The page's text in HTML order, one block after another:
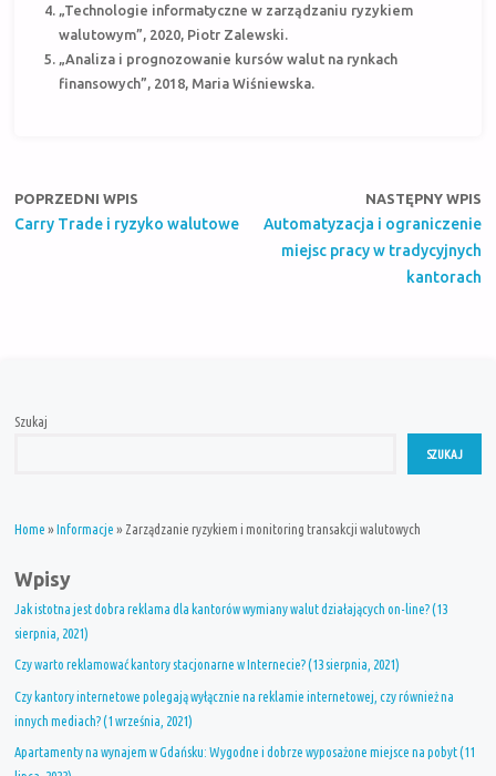
„Technologie informatyczne w zarządzaniu ryzykiem
walutowym”, 2020, Piotr Zalewski.
„Analiza i prognozowanie kursów walut na rynkach
finansowych”, 2018, Maria Wiśniewska.
POPRZEDNI WPIS
Carry Trade i ryzyko walutowe
NASTĘPNY WPIS
Automatyzacja i ograniczenie
miejsc pracy w tradycyjnych
kantorach
Szukaj
SZUKAJ
Home »Informacje »Zarządzanie ryzykiem i monitoring transakcji walutowych
Wpisy
Jak istotna jest dobra reklama dla kantorów wymiany walut działających on-line? (13
sierpnia, 2021)
Czy warto reklamować kantory stacjonarne w Internecie? (13 sierpnia, 2021)
Czy kantory internetowe polegają wyłącznie na reklamie internetowej, czy również na
innych mediach? (1 września, 2021)
Apartamenty na wynajem w Gdańsku: Wygodne i dobrze wyposażone miejsce na pobyt (11